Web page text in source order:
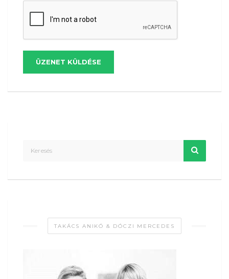
ÜZENET KÜLDÉSE
TAKÁCS ANIKÓ & DÓCZI MERCEDES